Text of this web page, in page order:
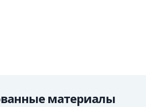
материалы